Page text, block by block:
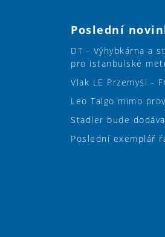
Poslední
DT - Výhybkárna a
pro istanbulské
Vlak LE Przemyśl -
Leo Talgo mimo
Stadler bude
Poslední exemplář